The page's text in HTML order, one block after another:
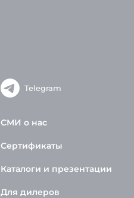
Telegram
СМИ о нас
Сертификаты
Каталоги и презентации
Для дилеров